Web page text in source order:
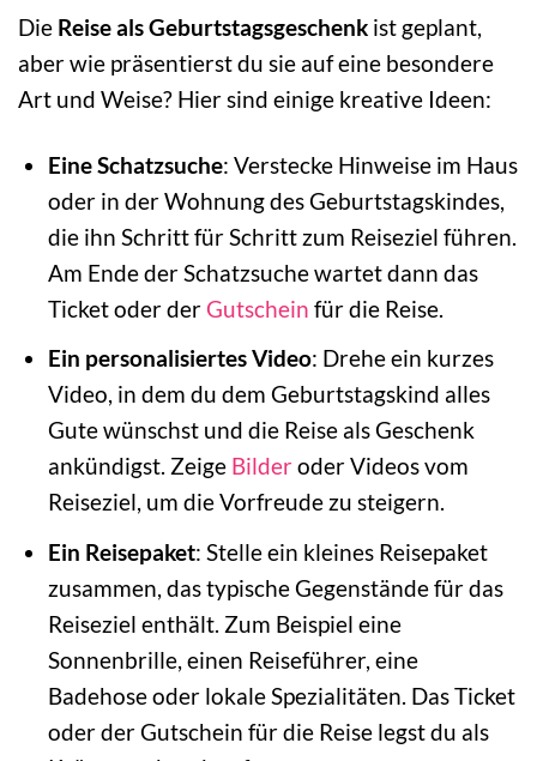
Die Reise als Geburtstagsgeschenk ist geplant,
aber wie präsentierst du sie auf eine besondere
Art und Weise? Hier sind einige kreative Ideen:
Eine Schatzsuche: Verstecke Hinweise im Haus
oder in der Wohnung des Geburtstagskindes,
die ihn Schritt für Schritt zum Reiseziel führen.
Am Ende der Schatzsuche wartet dann das
Ticket oder der Gutschein für die Reise.
Ein personalisiertes Video: Drehe ein kurzes
Video, in dem du dem Geburtstagskind alles
Gute wünschst und die Reise als Geschenk
ankündigst. Zeige Bilderoder Videos vom
Reiseziel, um die Vorfreude zu steigern.
Ein Reisepaket: Stelle ein kleines Reisepaket
zusammen, das typische Gegenstände für das
Reiseziel enthält. Zum Beispiel eine
Sonnenbrille, einen Reiseführer, eine
Badehose oder lokale Spezialitäten. Das Ticket
oder der Gutschein für die Reise legst du als